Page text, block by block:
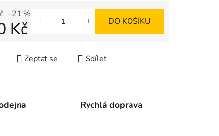
–21 %
Kč DO KOŠÍKU
Zeptat se Sdílet
Rychlá doprava